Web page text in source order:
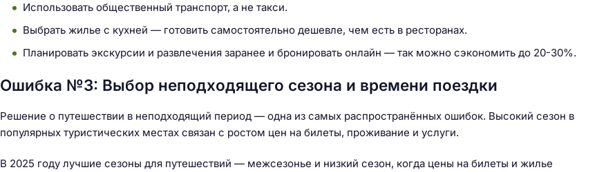
Использовать общественный транспорт, а не такси.
Выбрать жилье с кухней — готовить самостоятельно дешевле, чем есть в ресторанах.
Планировать экскурсии и развлечения заранее и бронировать онлайн — так можно сэкономить до 20-30%.
Ошибка №3: Выбор неподходящего сезона и времени поездки
Решение о путешествии в неподходящий период — одна из самых распространённых ошибок. Высокий сезон в
популярных туристических местах связан с ростом цен на билеты, проживание и услуги.
В 2025 году лучшие сезоны для путешествий — межсезонье и низкий сезон, когда цены на билеты и жилье